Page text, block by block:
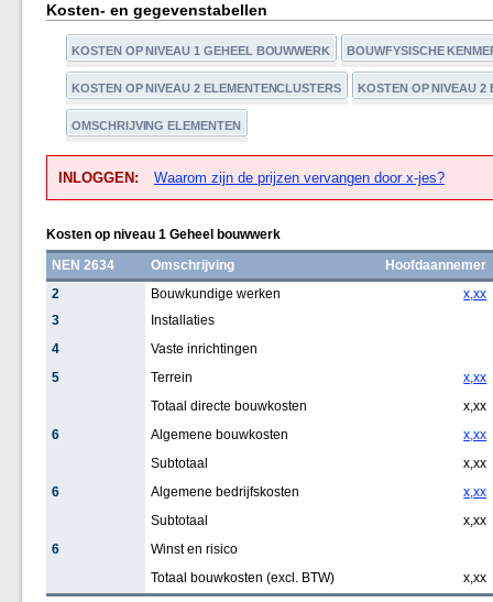
Kosten- en gegevenstabellen
KOSTEN OP NIVEAU 1 GEHEEL BOUWWERK BOUWFYSISCHE
KOSTEN OP NIVEAU 2 ELEMENTENCLUSTERS KOSTEN OP NIVEAU 2
OMSCHRIJVING ELEMENTEN
INLOGGEN: Waarom zijn de prijzen vervangen door x-jes?
Kosten op niveau 1 Geheel bouwwerk
NEN 2634
Omschrijving
Hoofdaannemer
2
Bouwkundige werken
x,xx
3
Installaties
4
Vaste inrichtingen
5
Terrein
x,xx
Totaal directe bouwkosten
x,xx
6
Algemene bouwkosten
x,xx
Subtotaal
x,xx
6
Algemene bedrijfskosten
x,xx
Subtotaal
x,xx
6
Winst en risico
Totaal bouwkosten (excl. BTW)
x,xx